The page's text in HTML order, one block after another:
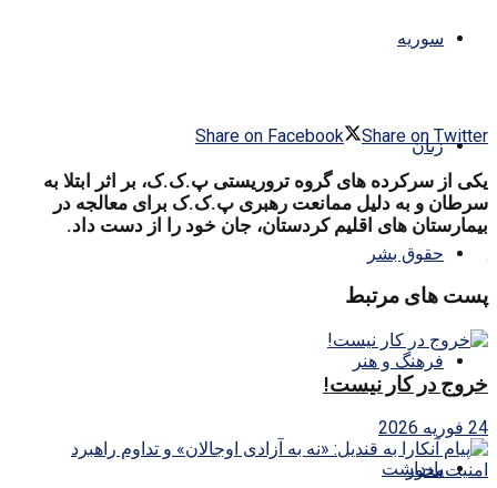
سوریه
زنان
حقوق بشر
فرهنگ و هنر
یادداشت
Share on Facebook Share on Twitter
یکی از سرکرده های گروه تروریستی پ.ک.ک، بر اثر ابتلا به
سرطان و به دلیل ممانعت رهبری پ.ک.ک برای معالجه در
بیمارستان های اقلیم کردستان، جان خود را از دست داد.
.
پست های مرتبط
خروج در کار نیست!
24 فوریه 2026